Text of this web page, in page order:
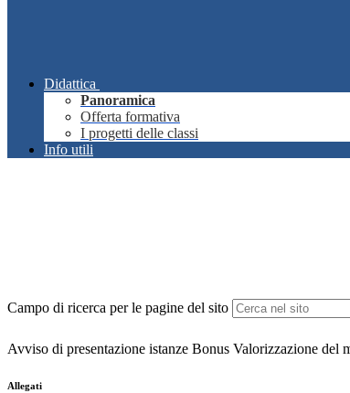
Didattica
Panoramica
Offerta formativa
I progetti delle classi
Info utili
Campo di ricerca per le pagine del sito
Avviso di presentazione istanze Bonus Valorizzazione
Allegati